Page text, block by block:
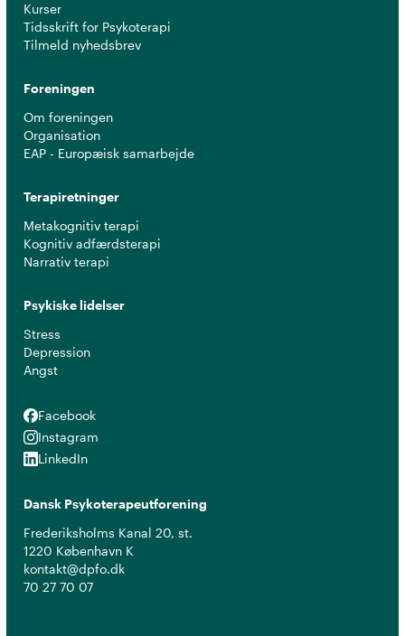
Kurser
Tidsskrift for Psykoterapi
Tilmeld nyhedsbrev
Foreningen
Om foreningen
Organisation
EAP - Europæisk samarbejde
Terapiretninger
Metakognitiv terapi
Kognitiv adfærdsterapi
Narrativ terapi
Psykiske lidelser
Stress
Depression
Angst
Facebook
Facebook
Instagram
Instagram
LinkedIn
LinkedIn
Dansk Psykoterapeutforening
Frederiksholms Kanal 20, st.
1220 København K
kontakt@dpfo.dk
70 27 70 07